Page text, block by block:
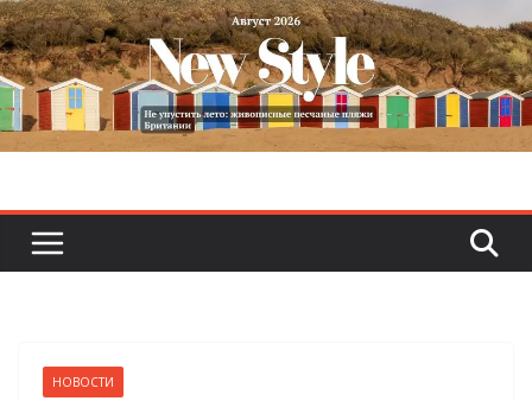
Skip
to
content
НОВОСТИ